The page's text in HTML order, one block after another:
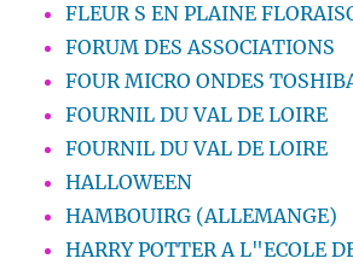
FLEUR S EN PLAINE
FORUM DES ASSOCIATIONS
FOUR MICRO ONDES
FOURNIL DU VAL DE LOIRE
FOURNIL DU VAL DE LOIRE
HALLOWEEN
HAMBOUIRG (ALLEMANGE)
HARRY POTTER A L"ECOLE